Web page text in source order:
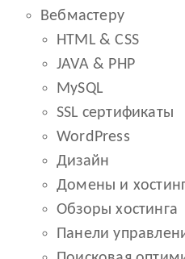
Вебмастеру
HTML & CSS
JAVA & PHP
MySQL
SSL сертификаты
WordPress
Дизайн
Домены и
Обзоры хостинга
Панели